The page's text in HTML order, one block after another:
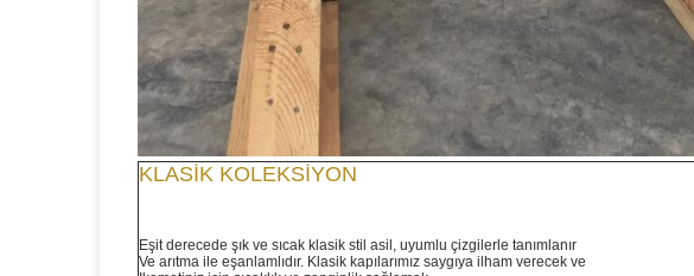
KLASİK KOLEKSİYON
Eşit derecede şık ve sıcak klasik stil asil, uyumlu çizgilerle tanımlanır
Ve arıtma ile eşanlamlıdır. Klasik kapılarımız saygıya ilham verecek ve